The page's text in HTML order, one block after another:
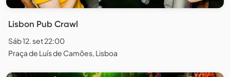
Lisbon Pub Crawl
Sáb 12. set 22:00
Praça de Luís de Camões, Lisboa